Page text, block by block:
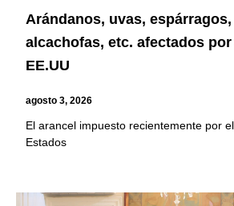
Arándanos, uvas,
alcachofas, etc. afectados
EE.UU
agosto 3, 2026
El arancel impuesto recientemente por
Estados